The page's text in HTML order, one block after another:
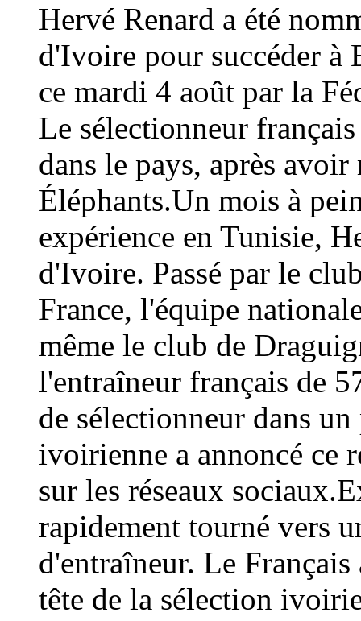
Hervé Renard a été
d'Ivoire pour succéder à
ce mardi 4 août par la
Le sélectionneur
dans le pays, après
Éléphants.Un mois à
expérience en Tunisie,
d'Ivoire. Passé par le
France, l'équipe
même le club de
l'entraîneur français de
de sélectionneur dans
ivoirienne a annoncé ce
sur les réseaux
rapidement tourné vers
d'entraîneur. Le
tête de la sélection